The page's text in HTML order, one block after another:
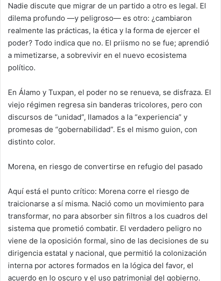
Nadie discute que migrar de un partido a otro es legal. El
dilema profundo —y peligroso— es otro: ¿cambiaron
realmente las prácticas, la ética y la forma de ejercer el
poder? Todo indica que no. El priismo no se fue; aprendió
a mimetizarse, a sobrevivir en el nuevo ecosistema
político.
En Álamo y Tuxpan, el poder no se renueva, se disfraza. El
viejo régimen regresa sin banderas tricolores, pero con
discursos de “unidad”, llamados a la “experiencia” y
promesas de “gobernabilidad”. Es el mismo guion, con
distinto color.
Morena, en riesgo de convertirse en refugio del pasado
Aquí está el punto crítico: Morena corre el riesgo de
traicionarse a sí misma. Nació como un movimiento para
transformar, no para absorber sin filtros a los cuadros del
sistema que prometió combatir. El verdadero peligro no
viene de la oposición formal, sino de las decisiones de su
dirigencia estatal y nacional, que permitió la colonización
interna por actores formados en la lógica del favor, el
acuerdo en lo oscuro y el uso patrimonial del gobierno.